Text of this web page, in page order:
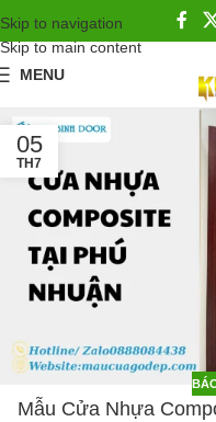
Skip to navigation
Skip to main content
MENU
05
TH7
Mẫu Cửa Nhựa